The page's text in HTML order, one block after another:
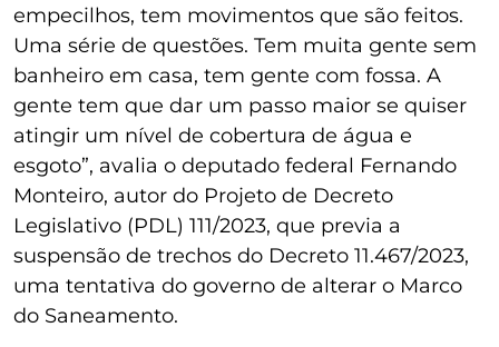
empecilhos, tem movimentos que são feitos.
Uma série de questões. Tem muita gente sem
banheiro em casa, tem gente com fossa. A
gente tem que dar um passo maior se quiser
atingir um nível de cobertura de água e
esgoto”, avalia o deputado federal Fernando
Monteiro, autor do Projeto de Decreto
Legislativo (PDL) 111/2023, que previa a
suspensão de trechos do Decreto 11.467/2023,
uma tentativa do governo de alterar o Marco
do Saneamento.